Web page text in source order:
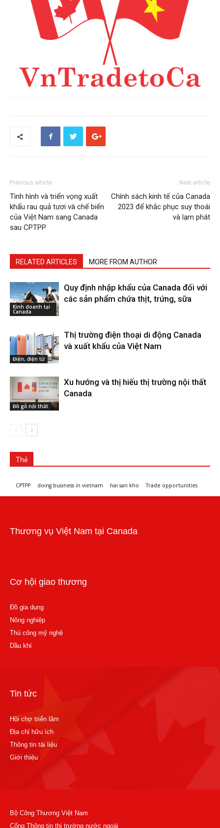
Previous article
Tình hình và triển vọng xuất
khẩu rau quả tươi và chế biến
của Việt Nam sang Canada
sau CPTPP
Next article
Chính sách kinh tế của Canada
2023 để khắc phục suy thoái
và lạm phát
RELATED ARTICLES MORE FROM AUTHOR
Kinh doanh tại
Canada
Quy định nhập khẩu của Canada đối với
các sản phẩm chứa thịt, trứng, sữa
Điện, điện tử
Thị trường điện thoại di động Canada
và xuất khẩu của Việt Nam
Đồ gỗ nội thất
Xu hướng và thị hiếu thị trường nội thất
Canada
Thẻ
CPTPP doing business in vietnam hai san kho Trade opportunities
Thương vụ Việt Nam tại Canada
Cơ hội giao thương
Đồ gia dụng
Nông nghiệp
Thủ công mỹ nghệ
Dầu khí
Tin tức
Hội chợ triển lãm
Địa chỉ hữu ích
Thông tin tài liệu
Giới thiệu
Bộ Công Thương Việt Nam
Cổng Thông tin thị trường nước ngoài